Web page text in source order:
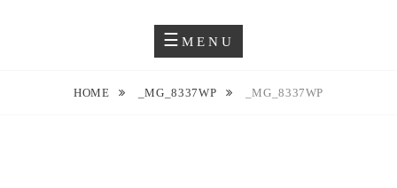
JUSTYNA EWA GROCHOWSKA
MENU
HOME _MG_8337WP _MG_8337WP